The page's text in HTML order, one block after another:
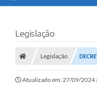
Legislação
Legislação
Atualizado em: 27/09/2024